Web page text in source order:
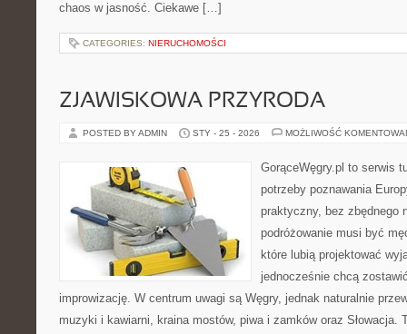
chaos w jasność. Ciekawe […]
CATEGORIES: NIERUCHOMOŚCI
ZJAWISKOWA PRZYRODA
POSTED BY ADMIN STY - 25 - 2026 MOŻLIWOŚĆ
GorąceWęgry.pl to serwis
potrzeby poznawania
praktyczny, bez zbędnego
podróżowanie musi być
które lubią projektować
jednocześnie chcą
improwizację. W centrum uwagi są Węgry, jednak naturalnie
muzyki i kawiarni, kraina mostów, piwa i zamków oraz Słowacja.